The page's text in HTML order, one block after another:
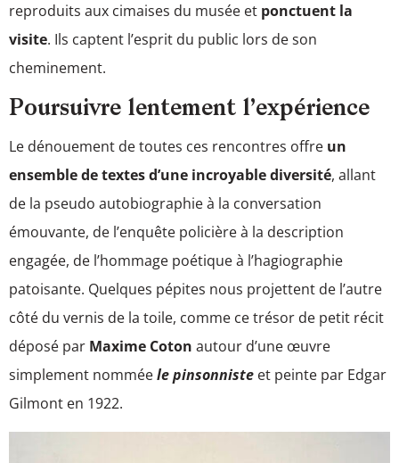
reproduits aux cimaises du musée et ponctuent la
visite. Ils captent l’esprit du public lors de son
cheminement.
Poursuivre lentement l’expérience
Le dénouement de toutes ces rencontres offre un
ensemble de textes d’une incroyable diversité, allant
de la pseudo autobiographie à la conversation
émouvante, de l’enquête policière à la description
engagée, de l’hommage poétique à l’hagiographie
patoisante. Quelques pépites nous projettent de l’autre
côté du vernis de la toile, comme ce trésor de petit récit
déposé par Maxime Coton autour d’une œuvre
simplement nomméele pinsonniste et peinte par Edgar
Gilmont en 1922.